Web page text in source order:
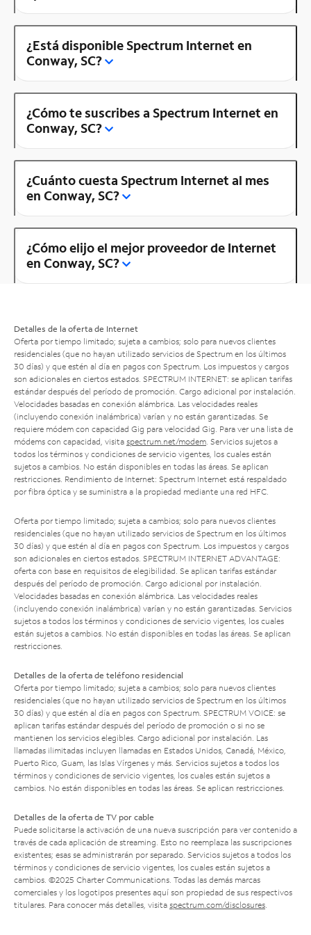
¿Está disponible Spectrum Internet en
Conway, SC?
¿Cómo te suscribes a Spectrum Internet en
Conway, SC?
¿Cuánto cuesta Spectrum Internet al mes
en Conway, SC?
¿Cómo elijo el mejor proveedor de Internet
en Conway, SC?
Detalles de la oferta de Internet
Oferta por tiempo limitado; sujeta a cambios; solo para nuevos clientes
residenciales (que no hayan utilizado servicios de Spectrum en los últimos
30 días) y que estén al día en pagos con Spectrum. Los impuestos y cargos
son adicionales en ciertos estados. SPECTRUM INTERNET: se aplican tarifas
estándar después del período de promoción. Cargo adicional por instalación.
Velocidades basadas en conexión alámbrica. Las velocidades reales
(incluyendo conexión inalámbrica) varían y no están garantizadas. Se
requiere módem con capacidad Gig para velocidad Gig. Para ver una lista de
módems con capacidad, visita spectrum.net/modem . Servicios sujetos a
todos los términos y condiciones de servicio vigentes, los cuales están
sujetos a cambios. No están disponibles en todas las áreas. Se aplican
restricciones. Rendimiento de Internet: Spectrum Internet está respaldado
por fibra óptica y se suministra a la propiedad mediante una red HFC.
Oferta por tiempo limitado; sujeta a cambios; solo para nuevos clientes
residenciales (que no hayan utilizado servicios de Spectrum en los últimos
30 días) y que estén al día en pagos con Spectrum. Los impuestos y cargos
son adicionales en ciertos estados. SPECTRUM INTERNET ADVANTAGE:
oferta con base en requisitos de elegibilidad. Se aplican tarifas estándar
después del período de promoción. Cargo adicional por instalación.
Velocidades basadas en conexión alámbrica. Las velocidades reales
(incluyendo conexión inalámbrica) varían y no están garantizadas. Servicios
sujetos a todos los términos y condiciones de servicio vigentes, los cuales
están sujetos a cambios. No están disponibles en todas las áreas. Se aplican
restricciones.
Detalles de la oferta de teléfono residencial
Oferta por tiempo limitado; sujeta a cambios; solo para nuevos clientes
residenciales (que no hayan utilizado servicios de Spectrum en los últimos
30 días) y que estén al día en pagos con Spectrum. SPECTRUM VOICE: se
aplican tarifas estándar después del período de promoción o si no se
mantienen los servicios elegibles. Cargo adicional por instalación. Las
llamadas ilimitadas incluyen llamadas en Estados Unidos, Canadá, México,
Puerto Rico, Guam, las Islas Vírgenes y más. Servicios sujetos a todos los
términos y condiciones de servicio vigentes, los cuales están sujetos a
cambios. No están disponibles en todas las áreas. Se aplican restricciones.
Detalles de la oferta de TV por cable
Puede solicitarse la activación de una nueva suscripción para ver contenido a
través de cada aplicación de streaming. Esto no reemplaza las suscripciones
existentes; esas se administrarán por separado. Servicios sujetos a todos los
términos y condiciones de servicio vigentes, los cuales están sujetos a
cambios. ©2025 Charter Communications. Todas las demás marcas
comerciales y los logotipos presentes aquí son propiedad de sus respectivos
titulares. Para conocer más detalles, visita spectrum.com/disclosures